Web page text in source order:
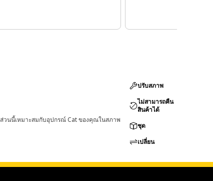
วนนี้เหมาะสมกับอุปกรณ์ Cat ของคุณในสภาพ
ปรับสภาพ
ไม่สามารถคืน
สินค้าได้
ชุด
เปลี่ยน